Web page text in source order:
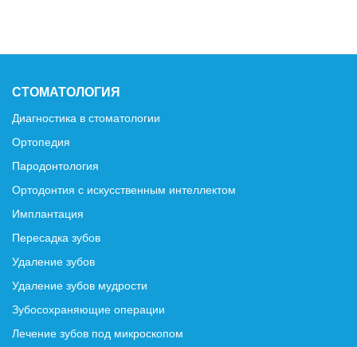
СТОМАТОЛОГИЯ
Диагностика в стоматологии
Ортопедия
Пародонтология
Ортодонтия с искусственным интеллектом
Имплантация
Пересадка зубов
Удаление зубов
Удаление зубов мудрости
Зубосохраняющие операции
Лечение зубов под микроскопом